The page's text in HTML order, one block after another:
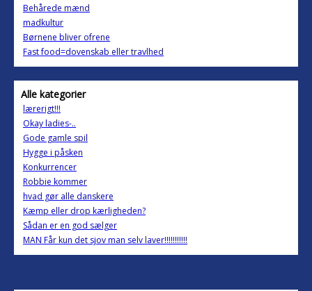
Behårede mænd
madkultur
Børnene bliver ofrene
Fast food=dovenskab eller travlhed
Alle kategorier
lærerigt!!!
Okay ladies-..
Gode gamle spil
Hygge i påsken
Konkurrencer
Robbie kommer
hvad gør alle danskere
Kæmp eller drop kærligheden?
Sådan er en god sælger
MAN Får kun det sjov man selv laver!!!!!!!!!!!